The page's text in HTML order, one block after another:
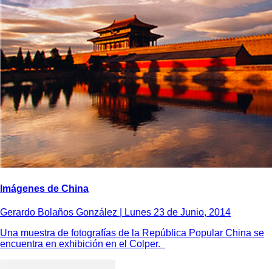
Imágenes de China
Gerardo Bolaños González |
Lunes 23 de Junio, 2014
Una muestra de fotografías de la República Popular China se
encuentra en exhibición en el Colper.